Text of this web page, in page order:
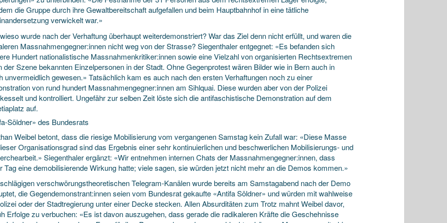
die Gruppe durch ihre Gewaltbereitschaft aufgefallen und beim Hauptbahnhof in eine tätliche
verwickelt war.»
wurde nach der Verhaftung überhaupt weiterdemonstriert? War das Ziel denn nicht erfüllt, und waren die
Massnahmengegner:innen nicht weg von der Strasse? Siegenthaler entgegnet: «Es befanden sich
Hundert nationalistische Massnahmenkritiker:innen sowie eine Vielzahl von organisierten Rechtsextremen
der Szene bekannten Einzelpersonen in der Stadt. Ohne Gegenprotest wären Bilder wie in Bern auch in
unvermeidlich gewesen.» Tatsächlich kam es auch nach den ersten Verhaftungen noch zu einer
von rund hundert Massnahmengegner:innen am Sihlquai. Diese wurden aber von der Polizei
und kontrolliert. Ungefähr zur selben Zeit löste sich die antifaschistische Demonstration auf dem
auf.
Söldner» des Bundesrats
Weibel betont, dass die riesige Mobilisierung vom vergangenen Samstag kein Zufall war: «Diese Masse
Organisationsgrad sind das Ergebnis einer sehr kontinuierlichen und beschwerlichen Mobilisierungs- und
Siegenthaler ergänzt: «Wir entnehmen internen Chats der Massnahmengegner:innen, dass
Tag eine demobilisierende Wirkung hatte; viele sagen, sie würden jetzt nicht mehr an die Demos kommen.»
verschwörungstheoretischen Telegram-Kanälen wurde bereits am Samstagabend nach der Demo
die Gegendemonstrant:innen seien vom Bundesrat gekaufte «Antifa Söldner» und würden mit wahlweise
oder der Stadtregierung unter einer Decke stecken. Allen Absurditäten zum Trotz mahnt Weibel davor,
Erfolge zu verbuchen: «Es ist davon auszugehen, dass gerade die radikaleren Kräfte die Geschehnisse